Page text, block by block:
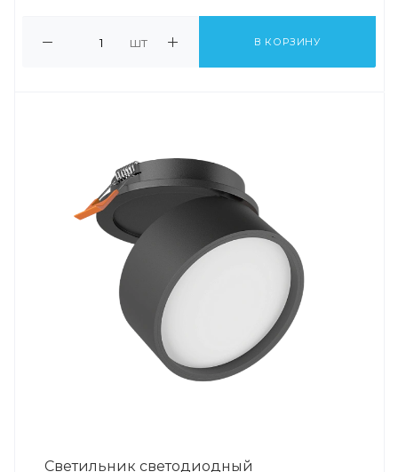
шт В КОРЗИНУ
Светильник светодиодный